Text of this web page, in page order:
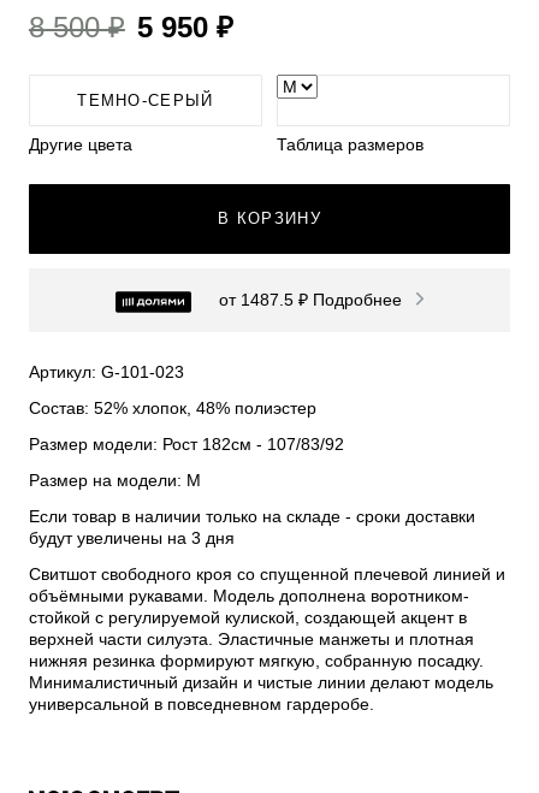
8 500 ₽ 5 950 ₽
ТЕМНО-СЕРЫЙ
Другие цвета Таблица размеров
В КОРЗИНУ
от 1487.5 ₽ Подробнее
Артикул: G-101-023
Состав: 52% хлопок, 48% полиэстер
Размер модели: Рост 182см - 107/83/92
Размер на модели: M
Если товар в наличии только на складе - сроки доставки
будут увеличены на 3 дня
Свитшот свободного кроя со спущенной плечевой линией и
объёмными рукавами. Модель дополнена воротником-
стойкой с регулируемой кулиской, создающей акцент в
верхней части силуэта. Эластичные манжеты и плотная
нижняя резинка формируют мягкую, собранную посадку.
Минималистичный дизайн и чистые линии делают модель
универсальной в повседневном гардеробе.